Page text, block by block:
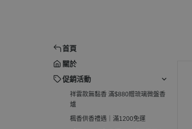
臥香盒
【限時免運】手串、平安扣、
淨香粉爐
收納罐、分裝管
首頁
關於
促銷活動
祥雲款無黏香 滿$880贈琉璃微盤香
爐
楓香供香禮遇｜滿1200免運